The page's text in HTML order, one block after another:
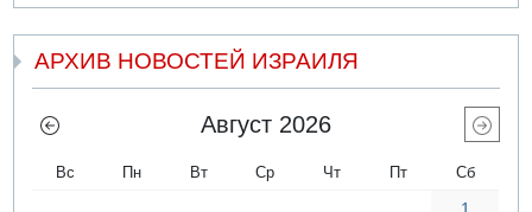
АРХИВ НОВОСТЕЙ ИЗРАИЛЯ
Август 2026
Вс Пн Вт Ср Чт Пт Сб
1